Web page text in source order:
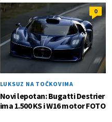
0
LUKSUZ NA TOČKOVIMA
Novi lepotan: Bugatti Destrier
ima 1.500 KS i W16 motor FOTO